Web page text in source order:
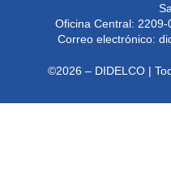
Oficina Central: 2209-
Correo electrónico:
©2026 – DIDELCO |